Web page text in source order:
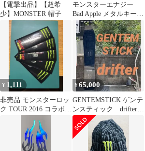
【電撃出品】【超希
少】MONSTER 帽子
モンスターエナジー
Bad Apple メタルキーホ
ルダー 2個 ローソン限
定
¥ 1,111
非売品 モンスターロッ
ク TOUR 2016 コラボス
テッカー 5枚セット 新
¥65,000
GENTEMSTICK ゲンテ
ンスティック drifterド
リフター